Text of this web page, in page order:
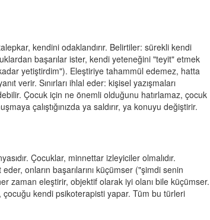
kendini odaklandırır. Belirtiler: sürekli kendi
başarılar ister, kendi yeteneğini "teyit" etmek
yetiştirdim"). Eleştiriye tahammül edemez, hatta
verir. Sınırları ihlal eder: kişisel yazışmaları
Çocuk için ne önemli olduğunu hatırlamaz, çocuk
çalıştığınızda ya saldırır, ya konuyu değiştirir.
Çocuklar, minnettar izleyiciler olmalıdır.
onların başarılarını küçümser ("şimdi senin
zaman eleştirir, objektif olarak iyi olanı bile küçümser.
çocuğu kendi psikoterapisti yapar. Tüm bu türleri